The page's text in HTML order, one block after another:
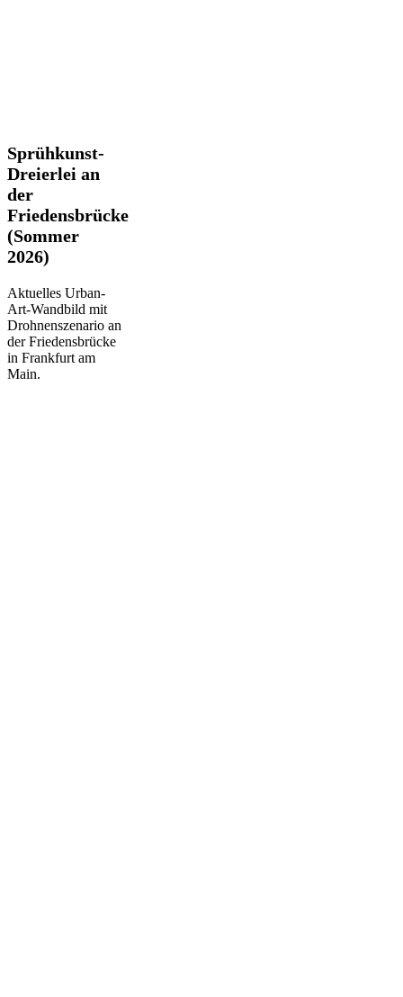
Sprühkunst-
Dreierlei
an
der
Friedensbrücke
(Sommer
2026)
Sprühkunst-
Dreierlei an
der
Friedensbrücke
(Sommer
2026)
Aktuelles Urban-
Art-Wandbild mit
Drohnenszenario an
der Friedensbrücke
in Frankfurt am
Main.